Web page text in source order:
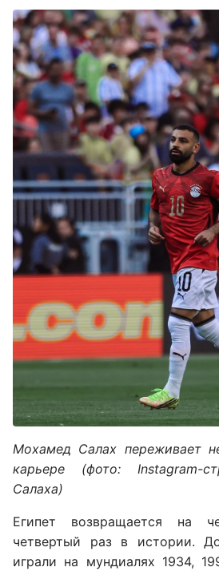
Мохамед Салах переживает
карьере (фото: Instagram-
Салаха)
Египет возвращается на
четвертый раз в истории.
играли на мундиалях 1934,